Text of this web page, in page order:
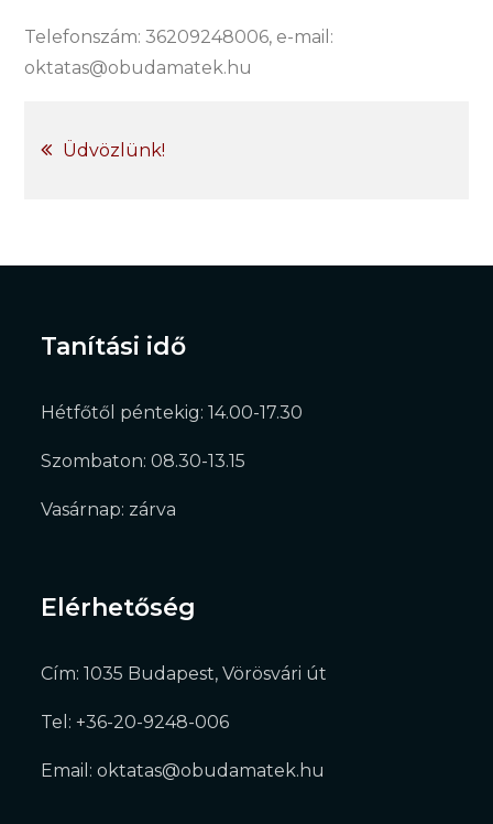
Telefonszám: 36209248006, e-mail:
oktatas@obudamatek.hu
Bejegyzés
Üdvözlünk!
Tanítási idő
Hétfőtől péntekig: 14.00-17.30
Szombaton: 08.30-13.15
Vasárnap: zárva
Elérhetőség
Cím: 1035 Budapest, Vörösvári út
Tel: +36-20-9248-006
Email: oktatas@obudamatek.hu